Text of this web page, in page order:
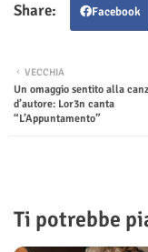
Facebook
VECCHIA
Un omaggio sentito alla
d’autore: Lor3n canta
“L’Appuntamento”
Ti potrebbe